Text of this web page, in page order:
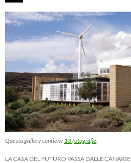
Questa gallery contiene 13 fotografie
LA CASA DEL FUTURO PASSA DALLE CANARIE